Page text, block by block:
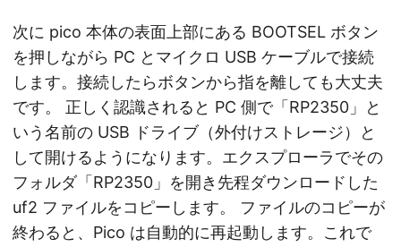
次に pico 本体の表面上部にある BOOTSEL ボタン
を押しながら PC とマイクロ USB ケーブルで接続
します。接続したらボタンから指を離しても大丈夫
です。 正しく認識されると PC 側で「RP2350」と
いう名前の USB ドライブ（外付けストレージ）と
して開けるようになります。エクスプローラでその
フォルダ「RP2350」を開き先程ダウンロードした
uf2 ファイルをコピーします。 ファイルのコピーが
終わると、Pico は自動的に再起動します。これで